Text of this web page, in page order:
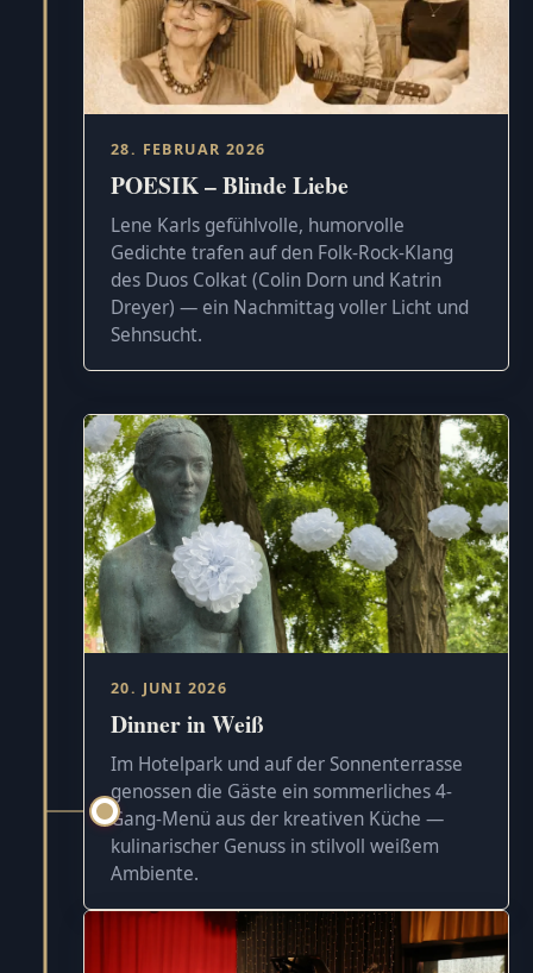
28. FEBRUAR 2026
POESIK – Blinde Liebe
Lene Karls gefühlvolle, humorvolle
Gedichte trafen auf den Folk-Rock-Klang
des Duos Colkat (Colin Dorn und Katrin
Dreyer) — ein Nachmittag voller Licht und
Sehnsucht.
20. JUNI 2026
Dinner in Weiß
Im Hotelpark und auf der Sonnenterrasse
genossen die Gäste ein sommerliches 4-
Gang-Menü aus der kreativen Küche —
kulinarischer Genuss in stilvoll weißem
Ambiente.